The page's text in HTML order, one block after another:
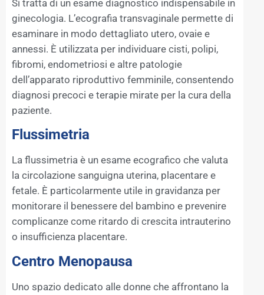
Si tratta di un esame diagnostico indispensabile in
ginecologia. L’ecografia transvaginale permette di
esaminare in modo dettagliato utero, ovaie e
annessi. È utilizzata per individuare cisti, polipi,
fibromi, endometriosi e altre patologie
dell’apparato riproduttivo femminile, consentendo
diagnosi precoci e terapie mirate per la cura della
paziente.
Flussimetria
La flussimetria è un esame ecografico che valuta
la circolazione sanguigna uterina, placentare e
fetale. È particolarmente utile in gravidanza per
monitorare il benessere del bambino e prevenire
complicanze come ritardo di crescita intrauterino
o insufficienza placentare.
Centro Menopausa
Uno spazio dedicato alle donne che affrontano la